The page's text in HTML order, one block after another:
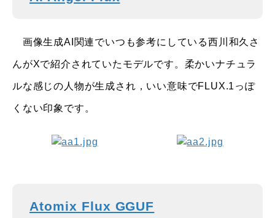
画像生成AI関連でいつも参考にしている西川和久さ
んがXで紹介されていたモデルです。柔かいナチュラ
ルな感じの人物が生成され，いい意味でFLUX.1っぽ
くない印象です。
Atomix Flux GGUF